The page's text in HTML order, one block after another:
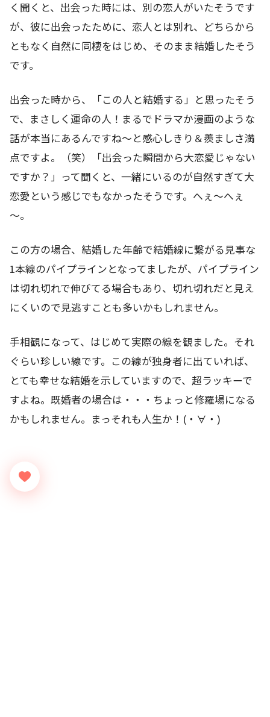
く聞くと、出会った時には、別の恋人がいたそうです
が、彼に出会ったために、恋人とは別れ、どちらから
ともなく自然に同棲をはじめ、そのまま結婚したそう
です。
出会った時から、「この人と結婚する」と思ったそう
で、まさしく運命の人！まるでドラマか漫画のような
話が本当にあるんですね～と感心しきり＆羨ましさ満
点ですよ。（笑）「出会った瞬間から大恋愛じゃない
ですか？」って聞くと、一緒にいるのが自然すぎて大
恋愛という感じでもなかったそうです。へぇ～へぇ
～。
この方の場合、結婚した年齢で結婚線に繋がる見事な
1本線のパイプラインとなってましたが、パイプライン
は切れ切れで伸びてる場合もあり、切れ切れだと見え
にくいので見逃すことも多いかもしれません。
手相観になって、はじめて実際の線を観ました。それ
ぐらい珍しい線です。この線が独身者に出ていれば、
とても幸せな結婚を示していますので、超ラッキーで
すよね。既婚者の場合は・・・ちょっと修羅場になる
かもしれません。まっそれも人生か！(・∀・)